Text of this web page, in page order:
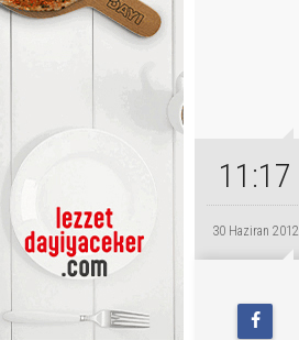
11:17
30 Haziran 2012